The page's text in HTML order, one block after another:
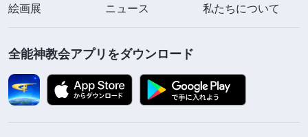
いたからだ。「僕のほうが優れ、才能がある」と言
し、独断専行して、兄弟姉妹を傷つけてしまった。
特にこの御言葉を読んで、自分が恥ずかしくなった
よ。「自分自身の人生について再考することがな
く、誉れとは何であるか一切知らず、ましてや自己
絵画展
ニュース 私たちについて
全能神教会アプリをダウンロード